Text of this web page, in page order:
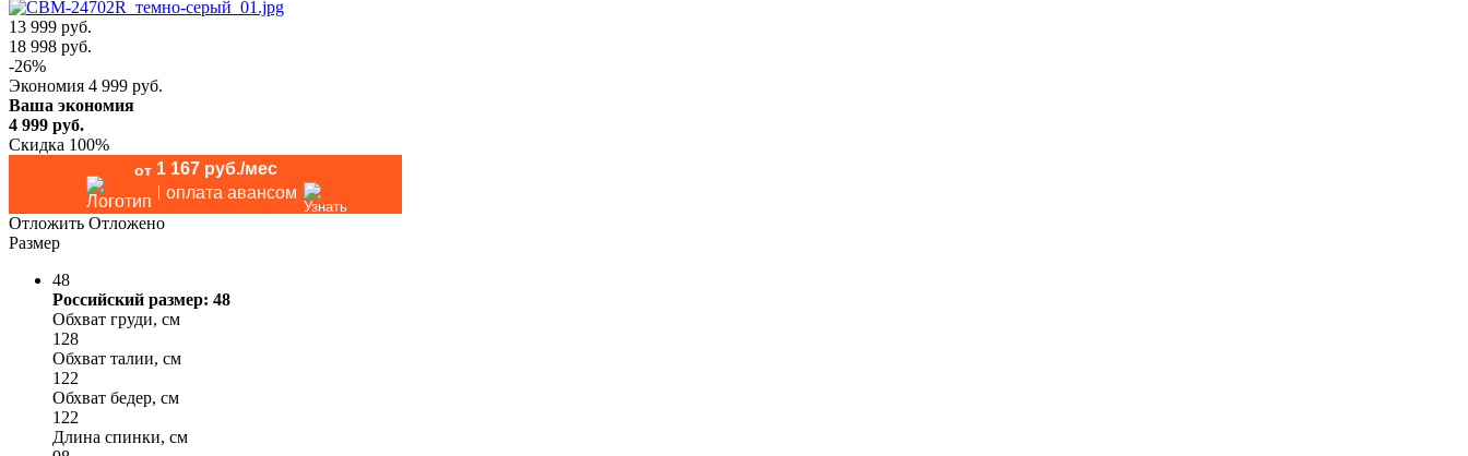
13 999 руб.
18 998 руб.
-26%
Экономия 4 999 руб.
Ваша экономия
4 999 руб.
Скидка 100%
от 1 167 руб./мес
оплата авансом
Отложить Отложено
Размер
48
Российский размер: 48
Обхват груди, см
128
Обхват талии, см
122
Обхват бедер, см
122
Длина спинки, см